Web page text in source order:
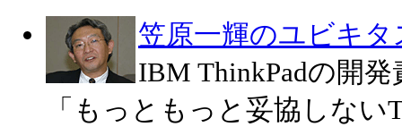
笠原一輝のユビキタ
IBM ThinkPadの開
「もっともっと妥協しない